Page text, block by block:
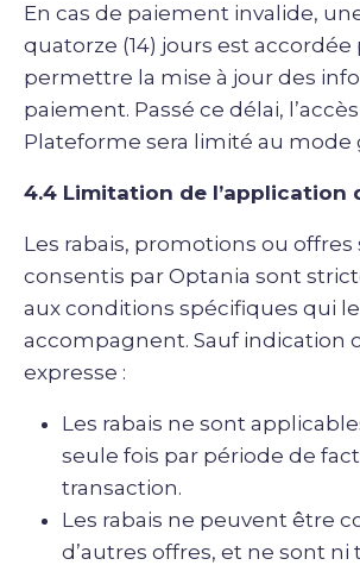
En cas de paiement invalide,
quatorze (14) jours est accordée
permettre la mise à jour des
paiement. Passé ce délai, l’accès
Plateforme sera limité au mode
4.4 Limitation de l’application
Les rabais, promotions ou offres
consentis par Optania sont
aux conditions spécifiques qui
accompagnent. Sauf indication
expresse :
Les rabais ne sont
seule fois par période de
transaction.
Les rabais ne peuvent être
d’autres offres, et ne sont ni